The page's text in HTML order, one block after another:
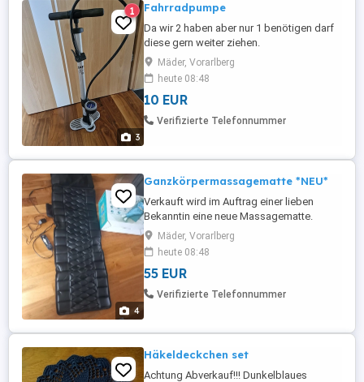
3
1 Fahrradpumpe
Da wir 2 haben aber nur 1 benötigen darf
diese gern weiter ziehen.
Mäder, Vorarlberg
heute 08:48
10 EUR
Verifizierte Telefonnummer
4
Ganzkörpermassagematte *NEU*
Verkauft wird im Auftrag einer lieben
Bekanntin eine neue Massagematte.
Nichtraucherhaushalt. Genaue Info siehe
Bilder.
Mäder, Vorarlberg
heute 08:48
55 EUR
Verifizierte Telefonnummer
Häkeldeckchen set
Achtung Abverkauf!!! Dunkelblaues